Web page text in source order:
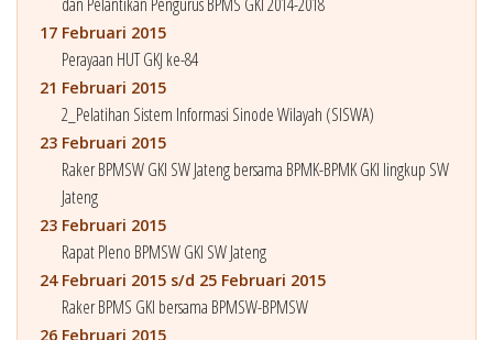
17 Februari 2015
Perayaan HUT GKJ ke-84
21 Februari 2015
2_Pelatihan Sistem Informasi Sinode Wilayah (SISWA)
23 Februari 2015
Raker BPMSW GKI SW Jateng bersama BPMK-BPMK GKI lingkup SW
Jateng
23 Februari 2015
Rapat Pleno BPMSW GKI SW Jateng
24 Februari 2015 s/d 25 Februari 2015
Raker BPMS GKI bersama BPMSW-BPMSW
26 Februari 2015